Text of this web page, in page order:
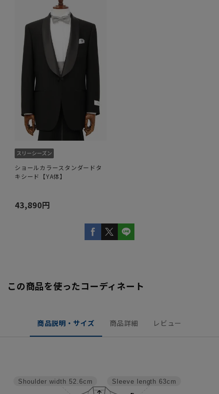
ショールカラースタンダードタ
キシード【YA体】
43,890円
この商品を使ったコーディネート
商品説明・サイズ 商品詳細 レビュー
Sleeve length 63cm
Shoulder width 52.6cm